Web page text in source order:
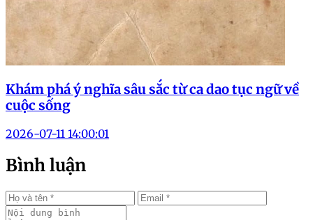
Khám phá ý nghĩa sâu sắc từ ca dao tục ngữ về
cuộc sống
2026-07-11 14:00:01
Bình luận